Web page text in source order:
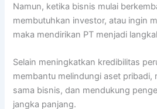
Namun, ketika bisnis mulai
membutuhkan investor, atau ingin
maka mendirikan PT menjadi
Selain meningkatkan kredibilitas
membantu melindungi aset pribadi,
sama bisnis, dan mendukung
jangka panjang.